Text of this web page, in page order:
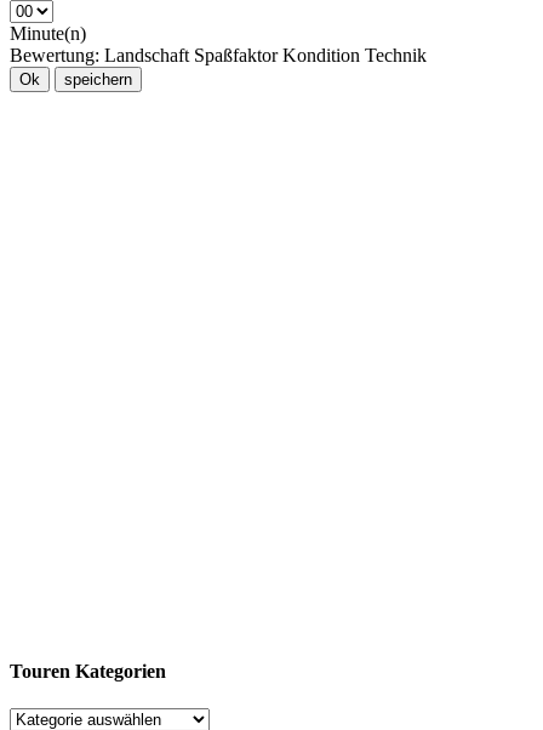
Minute(n)
Bewertung: Landschaft Spaßfaktor Kondition Technik
Ok speichern
Touren Kategorien